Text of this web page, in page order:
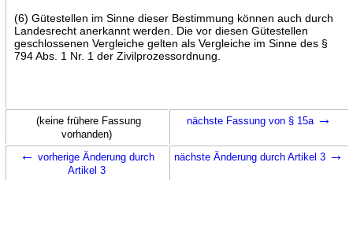
(6) Gütestellen im Sinne dieser Bestimmung können auch durch
Landesrecht anerkannt werden. Die vor diesen Gütestellen
geschlossenen Vergleiche gelten als Vergleiche im Sinne des §
794 Abs. 1 Nr. 1 der Zivilprozessordnung.
(keine frühere Fassung
vorhanden)
nächste Fassung von § 15a →
← vorherige Änderung durch
Artikel 3
nächste Änderung durch Artikel 3 →